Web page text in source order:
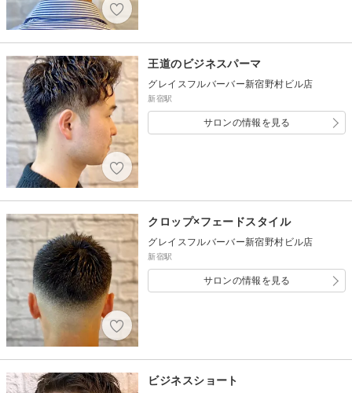
王道のビジネスパーマ
グレイスフルバーバー新宿野村ビル店
新宿駅
サロンの情報を見る
クロップ×フェードスタイル
グレイスフルバーバー新宿野村ビル店
新宿駅
サロンの情報を見る
ビジネスショート